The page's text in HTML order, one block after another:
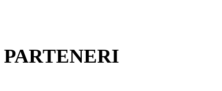
PARTENERI